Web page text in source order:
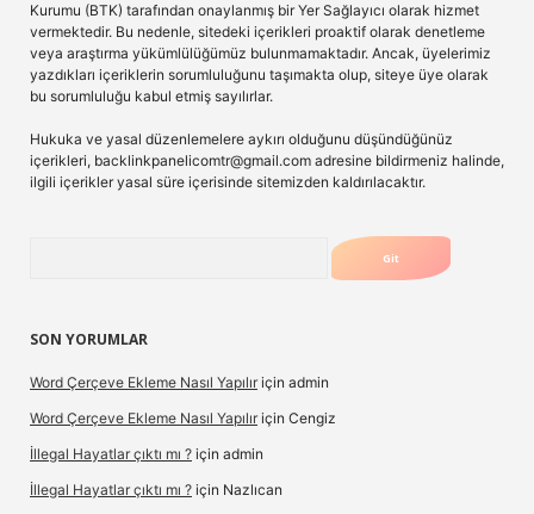
Kurumu (BTK) tarafından onaylanmış bir Yer Sağlayıcı olarak hizmet
vermektedir. Bu nedenle, sitedeki içerikleri proaktif olarak denetleme
veya araştırma yükümlülüğümüz bulunmamaktadır. Ancak, üyelerimiz
yazdıkları içeriklerin sorumluluğunu taşımakta olup, siteye üye olarak
bu sorumluluğu kabul etmiş sayılırlar.
Hukuka ve yasal düzenlemelere aykırı olduğunu düşündüğünüz
içerikleri, backlinkpanelicomtr@gmail.com adresine bildirmeniz halinde,
ilgili içerikler yasal süre içerisinde sitemizden kaldırılacaktır.
SON YORUMLAR
Word Çerçeve Ekleme Nasıl Yapılır için admin
Word Çerçeve Ekleme Nasıl Yapılır için Cengiz
İllegal Hayatlar çıktı mı ? için admin
İllegal Hayatlar çıktı mı ? için Nazlıcan